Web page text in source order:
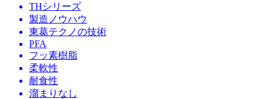
THシリーズ
製造ノウハウ
東葛テクノの技術
PFA
フッ素樹脂
柔軟性
耐食性
溜まりなし